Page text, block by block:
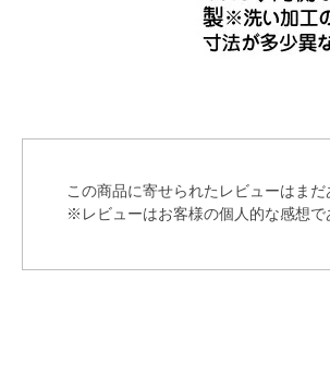
この商品に寄せられたレビューはまだ
※レビューはお客様の個人的な感想で